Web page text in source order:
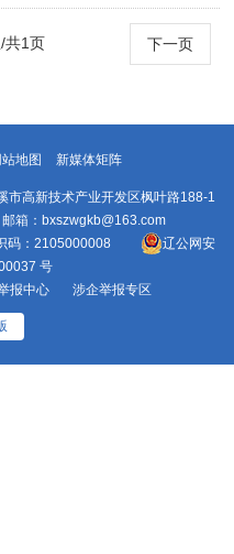
答复
下一页
共1页
站地图 新媒体矩阵
高新技术产业开发区枫叶路188-1
箱：bxszwgkb@163.com
码：2105000008
辽公网安
号
报中心
涉企举报专区